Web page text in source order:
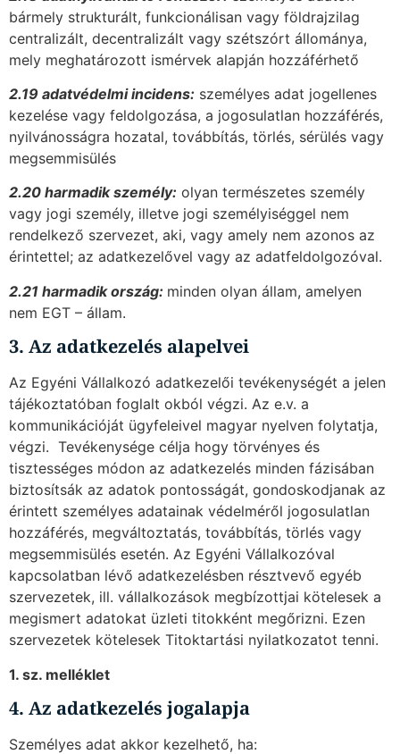
bármely strukturált, funkcionálisan vagy földrajzilag
centralizált, decentralizált vagy szétszórt állománya,
mely meghatározott ismérvek alapján hozzáférhető
2.19 adatvédelmi incidens: személyes adat jogellenes
kezelése vagy feldolgozása, a jogosulatlan hozzáférés,
nyilvánosságra hozatal, továbbítás, törlés, sérülés vagy
megsemmisülés
2.20 harmadik személy: olyan természetes személy
vagy jogi személy, illetve jogi személyiséggel nem
rendelkező szervezet, aki, vagy amely nem azonos az
érintettel; az adatkezelővel vagy az adatfeldolgozóval.
2.21 harmadik ország: minden olyan állam, amelyen
nem EGT – állam.
3. Az adatkezelés alapelvei
Az Egyéni Vállalkozó adatkezelői tevékenységét a jelen
tájékoztatóban foglalt okból végzi. Az e.v. a
kommunikációját ügyfeleivel magyar nyelven folytatja,
végzi. Tevékenysége célja hogy törvényes és
tisztességes módon az adatkezelés minden fázisában
biztosítsák az adatok pontosságát, gondoskodjanak az
érintett személyes adatainak védelméről jogosulatlan
hozzáférés, megváltoztatás, továbbítás, törlés vagy
megsemmisülés esetén. Az Egyéni Vállalkozóval
kapcsolatban lévő adatkezelésben résztvevő egyéb
szervezetek, ill. vállalkozások megbízottjai kötelesek a
megismert adatokat üzleti titokként megőrizni. Ezen
szervezetek kötelesek Titoktartási nyilatkozatot tenni.
1. sz. melléklet
4. Az adatkezelés jogalapja
Személyes adat akkor kezelhető, ha: